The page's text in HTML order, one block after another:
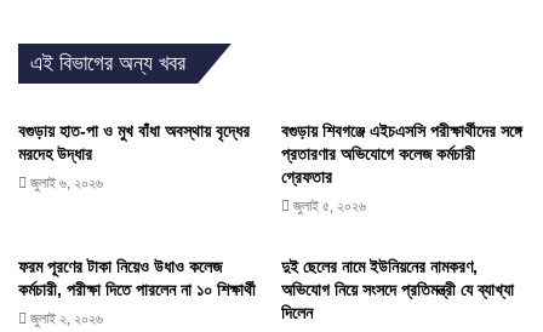
এই বিভাগের অন্য খবর
বগুড়ায় হাত-পা ও মুখ বাঁধা অবস্থায় বৃদ্ধের
মরদেহ উদ্ধার
জুলাই ৬, ২০২৬
বগুড়ায় শিবগঞ্জে এইচএসসি পরীক্ষার্থীদের সঙ্গে
প্রতারণার অভিযোগে কলেজ কর্মচারী
গ্রেফতার
জুলাই ৫, ২০২৬
ফরম পূরণের টাকা নিয়েও উধাও কলেজ
কর্মচারী, পরীক্ষা দিতে পারলেন না ১০ শিক্ষার্থী
জুলাই ২, ২০২৬
দুই ছেলের নামে ইউনিয়নের নামকরণ,
অভিযোগ নিয়ে সংসদে প্রতিমন্ত্রী যে ব্যাখ্যা
দিলেন